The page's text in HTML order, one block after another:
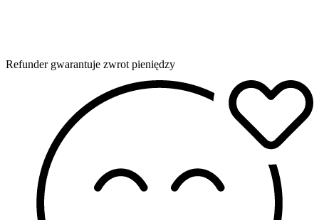
Refunder gwarantuje zwrot pieniędzy